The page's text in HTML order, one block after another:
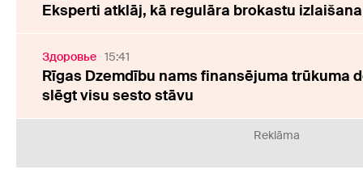
Eksperti atklāj, kā regulāra brokastu
Здоровье 15:41
Rīgas Dzemdību nams finansējuma trūkuma
slēgt visu sesto stāvu
Reklāma